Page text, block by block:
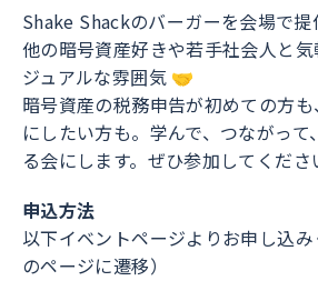
Shake Shackのバーガーを会場で
他の暗号資産好きや若手社会人と
ジュアルな雰囲気 🤝
暗号資産の税務申告が初めての方
にしたい方も。学んで、つながっ
る会にします。ぜひ参加してくださ
申込方法
以下イベントページよりお申し込
のページに遷移）